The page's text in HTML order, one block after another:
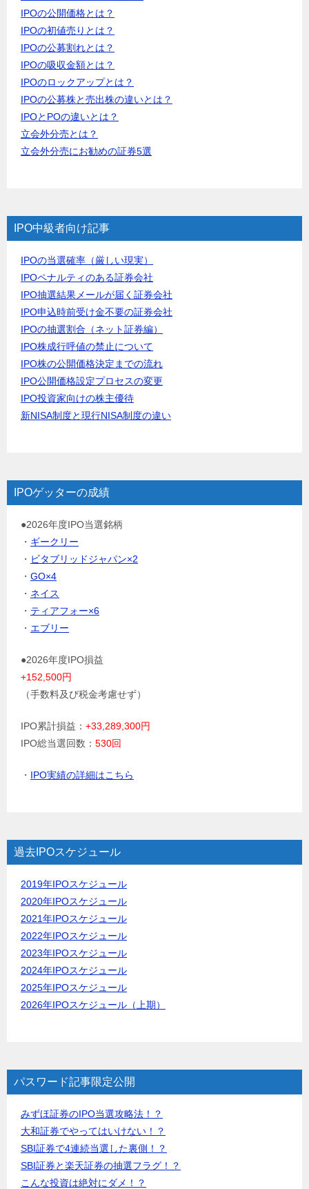
IPOの公開価格とは？
IPOの初値売りとは？
IPOの公募割れとは？
IPOの吸収金額とは？
IPOのロックアップとは？
IPOの公募株と売出株の違いとは？
IPOとPOの違いとは？
立会外分売とは？
立会外分売にお勧めの証券5選
IPO中級者向け記事
IPOの当選確率（厳しい現実）
IPOペナルティのある証券会社
IPO抽選結果メールが届く証券会社
IPO申込時前受け金不要の証券会社
IPOの抽選割合（ネット証券編）
IPO株成行呼値の禁止について
IPO株の公開価格決定までの流れ
IPO公開価格設定プロセスの変更
IPO投資家向けの株主優待
新NISA制度と現行NISA制度の違い
IPOゲッターの成績
●2026年度IPO当選銘柄
・ ギークリー
・ ビタブリッドジャパン×2
・ GO×4
・ ネイス
・ ティアフォー×6
・ エブリー
●2026年度IPO損益
+152,500円
（手数料及び税金考慮せず）
IPO累計損益： +33,289,300円
IPO総当選回数： 530回
・ IPO実績の詳細はこちら
過去IPOスケジュール
2019年IPOスケジュール
2020年IPOスケジュール
2021年IPOスケジュール
2022年IPOスケジュール
2023年IPOスケジュール
2024年IPOスケジュール
2025年IPOスケジュール
2026年IPOスケジュール（上期）
パスワード記事限定公開
みずほ証券のIPO当選攻略法！？
大和証券でやってはいけない！？
SBI証券で4連続当選した裏側！？
SBI証券と楽天証券の抽選フラグ！？
こんな投資は絶対にダメ！？